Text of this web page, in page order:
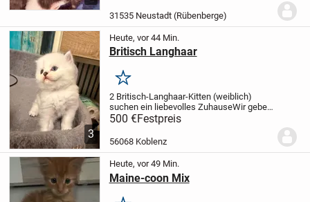
Familie auf und werden von ihrer Mama
liebevoll umsorgt. Sie...
31535 Neustadt (Rübenberge)
3
Heute, vor 44 Min.
Britisch Langhaar
Merken
2 Britisch-Langhaar-Kitten (weiblich)
suchen ein liebevolles ZuhauseWir geben
zwei wunderschöne Britisch-Langhaar-
Kitten ab. Beide sind weiblich, verspielt,
neugierig und an den Umgang mit
500 €Festpreis
56068 Koblenz
Heute, vor 49 Min.
Maine-coon Mix